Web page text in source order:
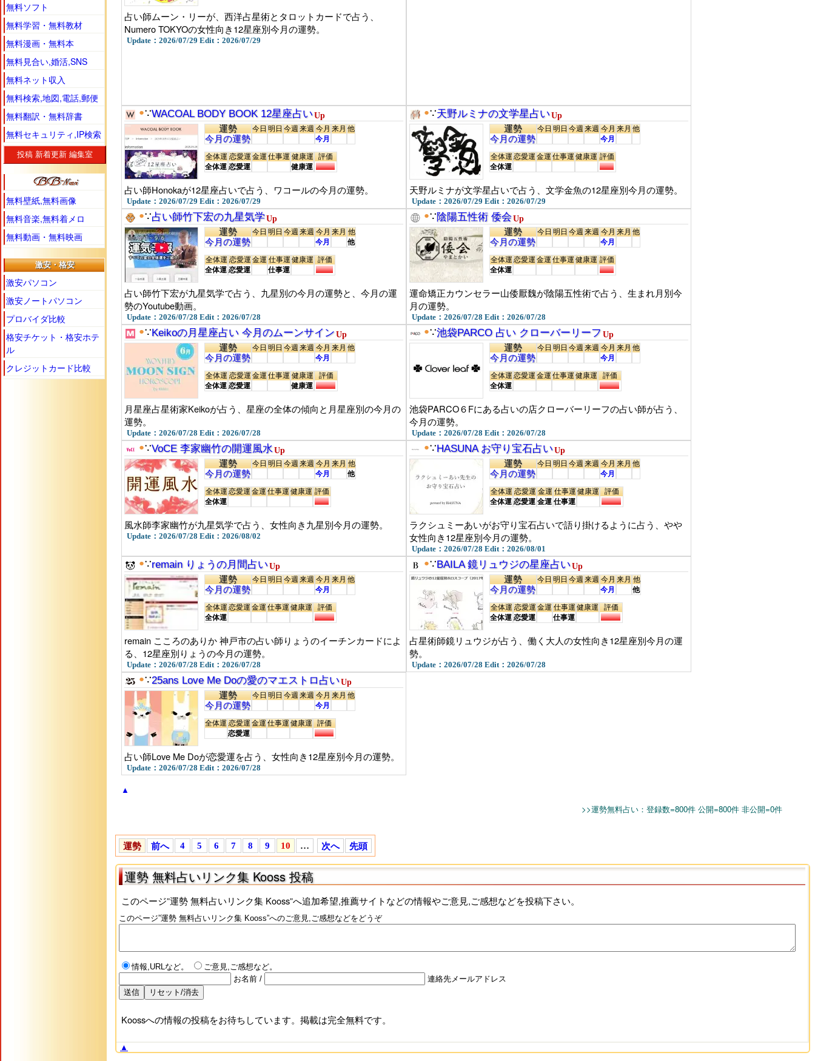
占い師ムーン・リーが、西洋占星術とタロットカードで占う、
Numero TOKYOの女性向き12星座別今月の運勢。
Update：2026/07/29 Edit：2026/07/29
●∵WACOAL BODY BOOK 12星座占いUp
運勢
今月の運勢
今日明日今週来週今月
今月
来月他
全体運
全体運
恋愛運
恋愛運
金運仕事運健康運
健康運
評価
占い師Honokaが12星座占いで占う、ワコールの今月の運勢。
Update：2026/07/29 Edit：2026/07/29
●∵天野ルミナの文学星占いUp
運勢
今月の運勢
今日明日今週来週今月
今月
来月他
全体運
全体運
恋愛運金運仕事運健康運 評価
天野ルミナが文学星占いで占う、文学金魚の12星座別今月の運勢。
Update：2026/07/29 Edit：2026/07/29
●∵占い師竹下宏の九星気学Up
運勢
今月の運勢
今日明日今週来週今月
今月
来月他
他
全体運
全体運
恋愛運
恋愛運
金運仕事運
仕事運
健康運 評価
占い師竹下宏が九星気学で占う、九星別の今月の運勢と、今月の運
勢のYoutube動画。
Update：2026/07/28 Edit：2026/07/28
●∵陰陽五性術 倭会Up
運勢
今月の運勢
今日明日今週来週今月
今月
来月他
全体運
全体運
恋愛運金運仕事運健康運 評価
運命矯正カウンセラー山倭厭魏が陰陽五性術で占う、生まれ月別今
月の運勢。
Update：2026/07/28 Edit：2026/07/28
●∵ Keikoの月星座占い 今月のムーンサイン Up
運勢
今月の運勢
今日明日今週来週今月
今月
来月他
全体運
全体運
恋愛運
恋愛運
金運仕事運健康運
健康運
評価
月星座占星術家Keikoが占う、星座の全体の傾向と月星座別の今月の
運勢。
Update：2026/07/28 Edit：2026/07/28
●∵池袋PARCO 占い クローバーリーフ Up
運勢
今月の運勢
今日明日今週来週今月
今月
来月他
全体運
全体運
恋愛運金運仕事運健康運 評価
池袋PARCO６Fにある占いの店クローバーリーフの占い師が占う、
今月の運勢。
Update：2026/07/28 Edit：2026/07/28
●∵VoCE 李家幽竹の開運風水Up
運勢
今月の運勢
今日明日今週来週今月
今月
来月他
他
全体運
全体運
恋愛運金運仕事運健康運 評価
風水師李家幽竹が九星気学で占う、女性向き九星別今月の運勢。
Update：2026/07/28 Edit：2026/08/02
●∵ HASUNA お守り宝石占いUp
運勢
今月の運勢
今日明日今週来週今月
今月
来月他
全体運
全体運
恋愛運
恋愛運
金運
金運
仕事運
仕事運
健康運 評価
ラクシュミーあいがお守り宝石占いで語り掛けるように占う、やや
女性向き12星座別今月の運勢。
Update：2026/07/28 Edit：2026/08/01
●∵remain りょうの月間占いUp
運勢
今月の運勢
今日明日今週来週今月
今月
来月他
全体運
全体運
恋愛運金運仕事運健康運 評価
remain こころのありか 神戸市の占い師りょうのイーチンカードによ
る、12星座別りょうの今月の運勢。
Update：2026/07/28 Edit：2026/07/28
●∵ BAILA 鏡リュウジの星座占いUp
運勢
今月の運勢
今日明日今週来週今月
今月
来月他
他
全体運
全体運
恋愛運
恋愛運
金運仕事運
仕事運
健康運 評価
占星術師鏡リュウジが占う、働く大人の女性向き12星座別今月の運
勢。
Update：2026/07/28 Edit：2026/07/28
●∵25ans Love Me Doの愛のマエストロ占いUp
運勢
今月の運勢
今日明日今週来週今月
今月
来月他
全体運恋愛運
恋愛運
金運仕事運健康運 評価
占い師Love Me Doが恋愛運を占う、女性向き12星座別今月の運勢。
Update：2026/07/28 Edit：2026/07/28
▲
>>運勢無料占い：登録数=800件 公開=800件 非公開=0件
運勢 前へ 4 5 6 7 8 9 10 … 次へ 先頭
運勢 無料占いリンク集 Kooss 投稿
このページ”運勢 無料占いリンク集 Kooss”へ追加希望,推薦サイトなどの情報やご意見,ご感想などを投稿下さい。
このページ”運勢 無料占いリンク集 Kooss”へのご意見,ご感想などをどうぞ
情報,URLなど。
ご意見,ご感想など。
お名前 / 連絡先メールアドレス
Koossへの情報の投稿をお待ちしています。掲載は完全無料です。
▲
無料ソフト
無料学習・無料教材
無料漫画・無料本
無料見合い,婚活,SNS
無料ネット収入
無料検索,地図,電話,郵便
無料翻訳・無料辞書
無料セキュリティ,IP検索
投稿 新着更新 編集室
無料壁紙,無料画像
無料音楽,無料着メロ
無料動画・無料映画
激安・格安
激安パソコン
激安ノートパソコン
プロバイダ比較
格安チケット・格安ホテ
ル
クレジットカード比較